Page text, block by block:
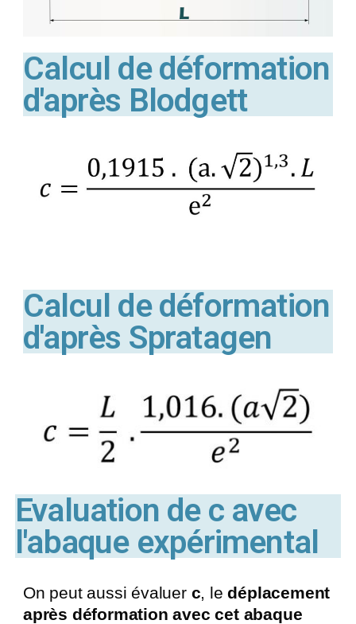
Calcul de déformation
d'après Blodgett
Calcul de déformation
d'après Spratagen
Evaluation de c avec
l'abaque expérimental
On peut aussi évaluer c, ledéplacement
après déformation avec cet abaque